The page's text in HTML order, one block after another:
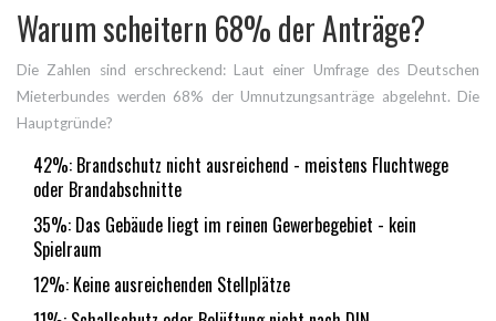
Warum scheitern 68% der Anträge?
Die Zahlen sind erschreckend: Laut einer Umfrage des Deutschen
Mieterbundes werden 68% der Umnutzungsanträge abgelehnt. Die
Hauptgründe?
42%: Brandschutz nicht ausreichend - meistens Fluchtwege
oder Brandabschnitte
35%: Das Gebäude liegt im reinen Gewerbegebiet - kein
Spielraum
12%: Keine ausreichenden Stellplätze